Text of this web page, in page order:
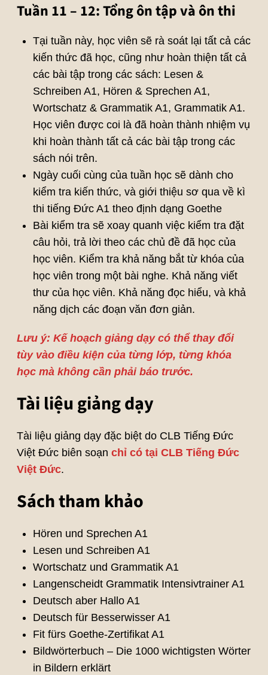
Tuần 11 – 12: Tổng ôn tập và ôn thi
Tại tuần này, học viên sẽ rà soát lại tất cả các
kiến thức đã học, cũng như hoàn thiện tất cả
các bài tập trong các sách: Lesen &
Schreiben A1, Hören & Sprechen A1,
Wortschatz & Grammatik A1, Grammatik A1.
Học viên được coi là đã hoàn thành nhiệm vụ
khi hoàn thành tất cả các bài tập trong các
sách nói trên.
Ngày cuối cùng của tuần học sẽ dành cho
kiểm tra kiến thức, và giới thiệu sơ qua về kì
thi tiếng Đức A1 theo định dạng Goethe
Bài kiểm tra sẽ xoay quanh việc kiểm tra đặt
câu hỏi, trả lời theo các chủ đề đã học của
học viên. Kiểm tra khả năng bắt từ khóa của
học viên trong một bài nghe. Khả năng viết
thư của học viên. Khả năng đọc hiểu, và khả
năng dịch các đoạn văn đơn giản.
Lưu ý: Kế hoạch giảng dạy có thể thay đổi
tùy vào điều kiện của từng lớp, từng khóa
học mà không cần phải báo trước.
Tài liệu giảng dạy
Tài liệu giảng dạy đặc biệt do CLB Tiếng Đức
Việt Đức biên soạn chỉ có tại CLB Tiếng Đức
Việt Đức.
Sách tham khảo
Hören und Sprechen A1
Lesen und Schreiben A1
Wortschatz und Grammatik A1
Langenscheidt Grammatik Intensivtrainer A1
Deutsch aber Hallo A1
Deutsch für Besserwisser A1
Fit fürs Goethe-Zertifikat A1
Bildwörterbuch – Die 1000 wichtigsten Wörter
in Bildern erklärt